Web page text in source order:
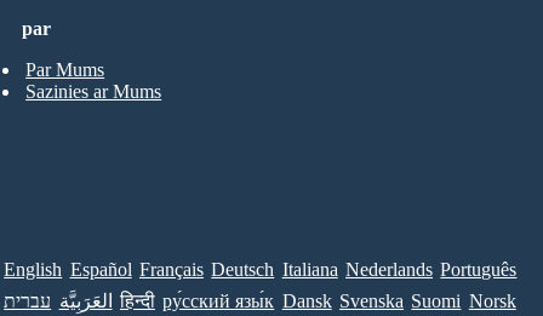
par
Par Mums
Sazinies ar Mums
English Español Français Deutsch Italiana Nederlands Português
עברית العَرَبِيَّة हिन्दी ру́сский язы́к Dansk Svenska Suomi Norsk